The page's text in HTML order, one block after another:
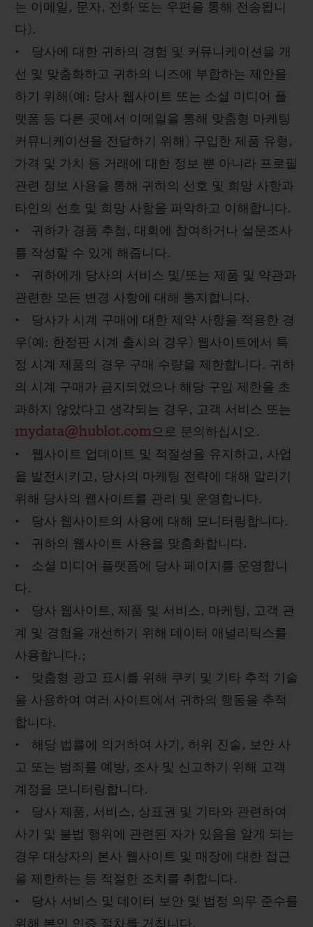
는 이메일, 문자, 전화 또는 우편을 통해 전송됩니
다).
• 당사에 대한 귀하의 경험 및 커뮤니케이션을 개
선 및 맞춤화하고 귀하의 니즈에 부합하는 제안을
하기 위해(예: 당사 웹사이트 또는 소셜 미디어 플
랫폼 등 다른 곳에서 이메일을 통해 맞춤형 마케팅
커뮤니케이션을 전달하기 위해) 구입한 제품 유형,
가격 및 가치 등 거래에 대한 정보 뿐 아니라 프로필
관련 정보 사용을 통해 귀하의 선호 및 희망 사항과
타인의 선호 및 희망 사항을 파악하고 이해합니다.
• 귀하가 경품 추첨, 대회에 참여하거나 설문조사
를 작성할 수 있게 해줍니다.
• 귀하에게 당사의 서비스 및/또는 제품 및 약관과
관련한 모든 변경 사항에 대해 통지합니다.
• 당사가 시계 구매에 대한 제약 사항을 적용한 경
우(예: 한정판 시계 출시의 경우) 웹사이트에서 특
정 시계 제품의 경우 구매 수량을 제한합니다. 귀하
의 시계 구매가 금지되었으나 해당 구입 제한을 초
과하지 않았다고 생각되는 경우, 고객 서비스 또는
mydata@hublot.com으로 문의하십시오.
• 웹사이트 업데이트 및 적절성을 유지하고, 사업
을 발전시키고, 당사의 마케팅 전략에 대해 알리기
위해 당사의 웹사이트를 관리 및 운영합니다.
• 당사 웹사이트의 사용에 대해 모니터링합니다.
• 귀하의 웹사이트 사용을 맞춤화합니다.
• 소셜 미디어 플랫폼에 당사 페이지를 운영합니
다.
• 당사 웹사이트, 제품 및 서비스, 마케팅, 고객 관
계 및 경험을 개선하기 위해 데이터 애널리틱스를
사용합니다.;
• 맞춤형 광고 표시를 위해 쿠키 및 기타 추적 기술
을 사용하여 여러 사이트에서 귀하의 행동을 추적
합니다.
• 해당 법률에 의거하여 사기, 허위 진술, 보안 사
고 또는 범죄를 예방, 조사 및 신고하기 위해 고객
계정을 모니터링합니다.
• 당사 제품, 서비스, 상표권 및 기타와 관련하여
사기 및 불법 행위에 관련된 자가 있음을 알게 되는
경우 대상자의 본사 웹사이트 및 매장에 대한 접근
을 제한하는 등 적절한 조치를 취합니다.
• 당사 서비스 및 데이터 보안 및 법정 의무 준수를
위해 본인 인증 절차를 거칩니다.